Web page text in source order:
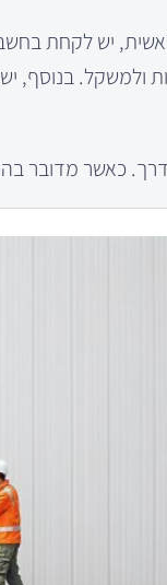
יש לקחת
בנוסף,
כאשר מדובר